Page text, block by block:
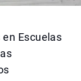
Escuelas